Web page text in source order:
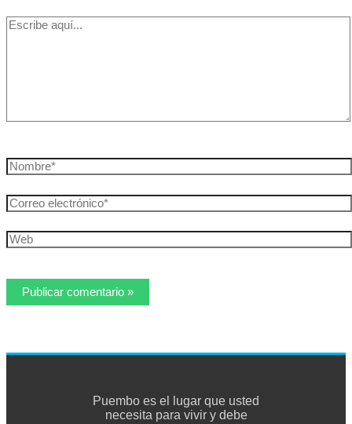
Escribe
Nombre*
Correo
electrónico*
Web
Puembo es el lugar que usted
necesita para vivir y debe